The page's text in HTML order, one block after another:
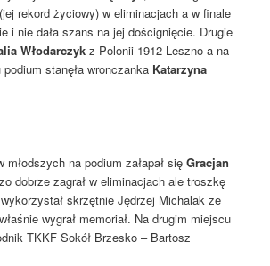
rekord życiowy) w eliminacjach a w finale
i nie dała szans na jej doścignięcie. Drugie
Włodarczyk z Polonii 1912 Leszno a na
stanęła wronczanka Katarzyna
młodszych na podium załapał sięGracjan
dobrze zagrał w eliminacjach ale troszkę
skrzętnie Jędrzej Michalak ze
wygrał memoriał. Na drugim miejscu
TKKF Sokół Brzesko – Bartosz